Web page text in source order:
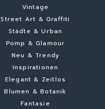
Vintage
Street Art & Graffiti
Städte & Urban
Pomp & Glamour
Neu & Trendy
Inspirationen
Elegant & Zeitlos
Blumen & Botanik
Fantasie